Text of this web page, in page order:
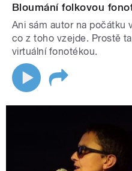
Bloumání folkovou
Ani sám autor na počátku
co z toho vzejde. Prostě
virtuální fonotékou.